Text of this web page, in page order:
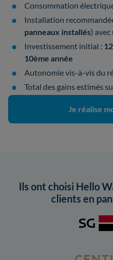
Consommation
Installation
panneaux installés)
Investissement initial :
10ème année
Autonomie vis-à-vis du
Total des gains estimés
Je réalise
Ils ont choisi Hello
clients en